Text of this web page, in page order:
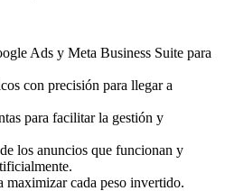
Ads y Meta Business Suite para
con precisión para llegar a
para facilitar la gestión y
los anuncios que funcionan y
maximizar cada peso invertido.